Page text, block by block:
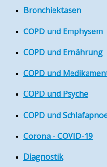
Bronchiektasen
COPD und Emphysem
COPD und Ernährung
COPD und
COPD und Psyche
COPD und
Corona - COVID-19
Diagnostik